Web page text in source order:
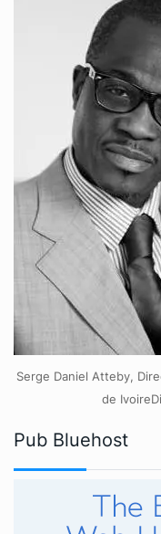
Serge Daniel Atteby,
de
Pub Bluehost